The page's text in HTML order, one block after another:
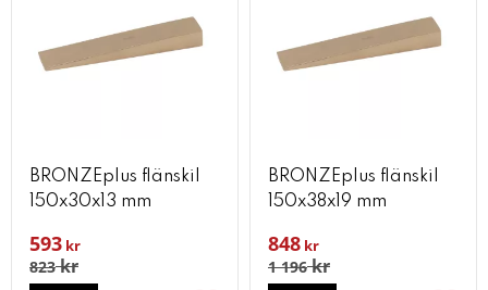
BRONZEplus flänskil
150x30x13 mm
593 kr
823kr
BRONZEplus flänskil
150x38x19 mm
848 kr
1 196kr